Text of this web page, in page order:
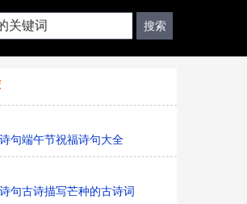
句端午节祝福诗句大全
句古诗描写芒种的古诗词